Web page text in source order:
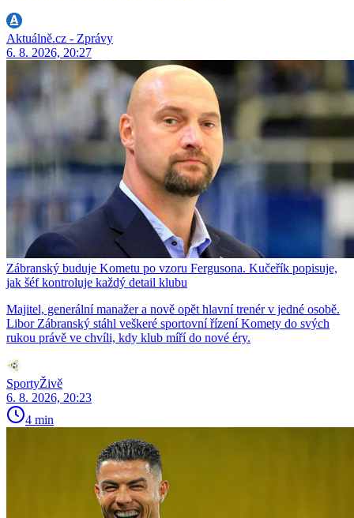
Aktuálně.cz - Zprávy
6. 8. 2026, 20:27
Zábranský buduje Kometu po vzoru Fergusona. Kučeřík popisuje,
jak šéf kontroluje každý detail klubu
Majitel, generální manažer a nově opět hlavní trenér v jedné osobě.
Libor Zábranský stáhl veškeré sportovní řízení Komety do svých
rukou právě ve chvíli, kdy klub míří do nové éry.
SportyŽivě
6. 8. 2026, 20:23
4 min